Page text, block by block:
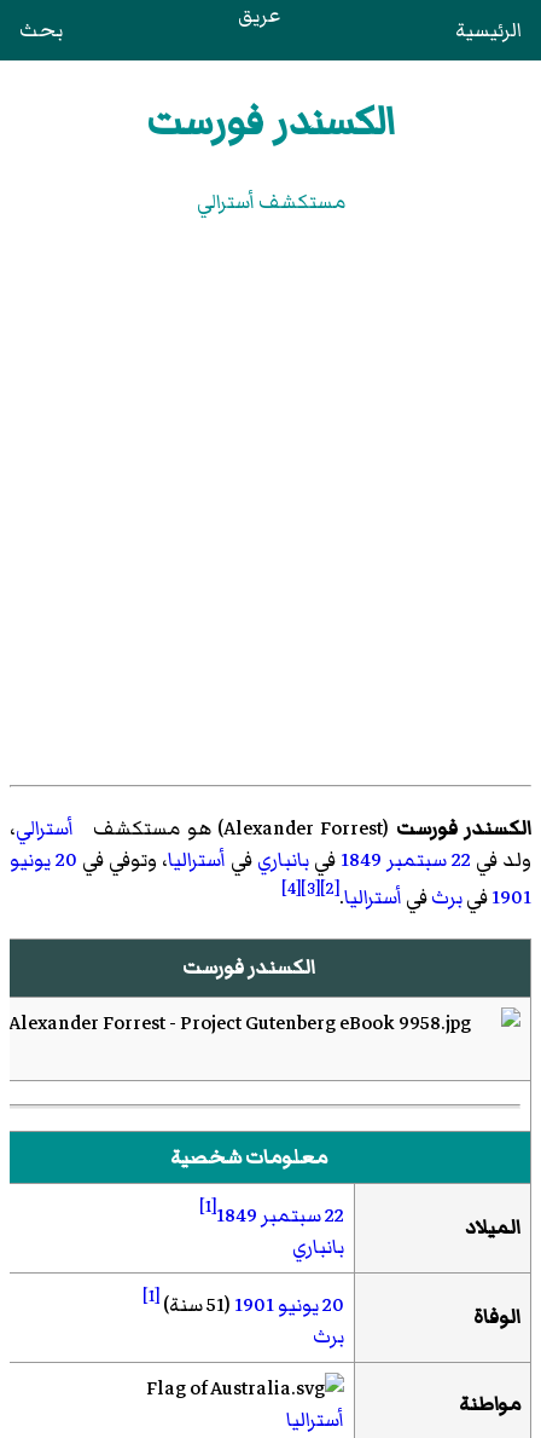
الرئيسية عريق بحث
الكسندر فورست
مستكشف أسترالي
الكسندر فورست (
Alexander Forrest)‏ هو مستكشف أسترالي،
ولد في 22 سبتمبر 1849فيبانباريفي أستراليا، وتوفي في 20 يونيو
1901فيبرثفيأستراليا.
[2]
[3]
[4]
الكسندر فورست
معلومات شخصية
الميلاد 22 سبتمبر 1849
[1]
بانباري
الوفاة 20 يونيو 1901(51 سنة) [1]
برث
مواطنة
أستراليا